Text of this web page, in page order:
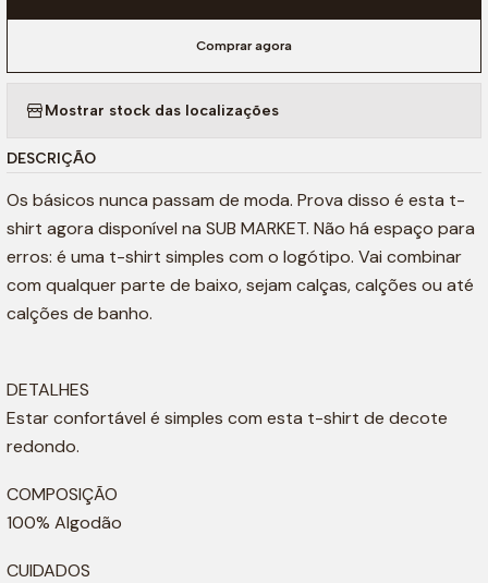
Comprar agora
Mostrar stock das localizações
DESCRIÇÃO
Os básicos nunca passam de moda. Prova disso é esta t-
shirt agora disponível na SUB MARKET. Não há espaço para
erros: é uma t-shirt simples com o logótipo. Vai combinar
com qualquer parte de baixo, sejam calças, calções ou até
calções de banho.
DETALHES
Estar confortável é simples com esta t-shirt de decote
redondo.
COMPOSIÇÃO
100% Algodão
CUIDADOS